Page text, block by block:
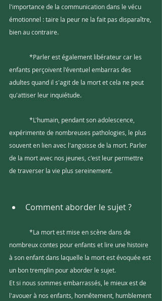
l'importance de la communication dans le vécu
émotionnel : taire la peur ne la fait pas disparaître,
bien au contraire.
enfants perçoivent l'éventuel embarras des
adultes quand il s'agit de la mort et cela ne peut
qu'attiser leur inquiétude.
expérimente de nombreuses pathologies, le plus
souvent en lien avec l'angoisse de la mort. Parler
de la mort avec nos jeunes, c'est leur permettre
de traverser la vie plus sereinement.
Comment aborder le sujet ?
nombreux contes pour enfants et lire une histoire
à son enfant dans laquelle la mort est évoquée est
un bon tremplin pour aborder le sujet.
Et si nous sommes embarrassés, le mieux est de
l'avouer à nos enfants, honnêtement, humblement